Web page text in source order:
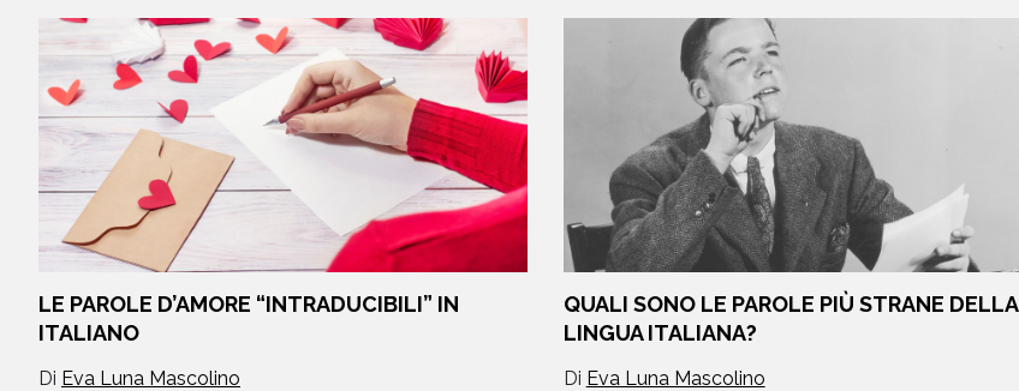
LE PAROLE D’AMORE “INTRADUCIBILI” IN
ITALIANO
Di Eva Luna Mascolino
QUALI SONO LE PAROLE PIÙ STRANE DELLA
LINGUA ITALIANA?
Di Eva Luna Mascolino